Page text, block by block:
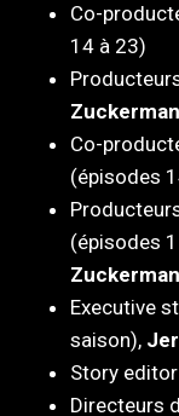
Co-
14 à 23)
Zuckerman
Co-
(épisodes
(épisodes
Zuckerman
Executive
saison),
Story editor
Directeurs